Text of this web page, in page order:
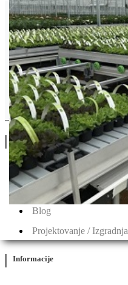
Nirit seeds
Drugi Proizvodi od Nirit seeds
Linkovi
O Nama
Katalozi
Blog
Projektovanje / Izgradnja
Informacije